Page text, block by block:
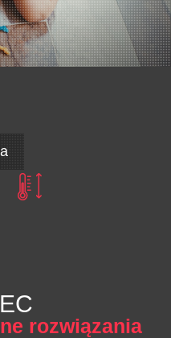
rozwiązania